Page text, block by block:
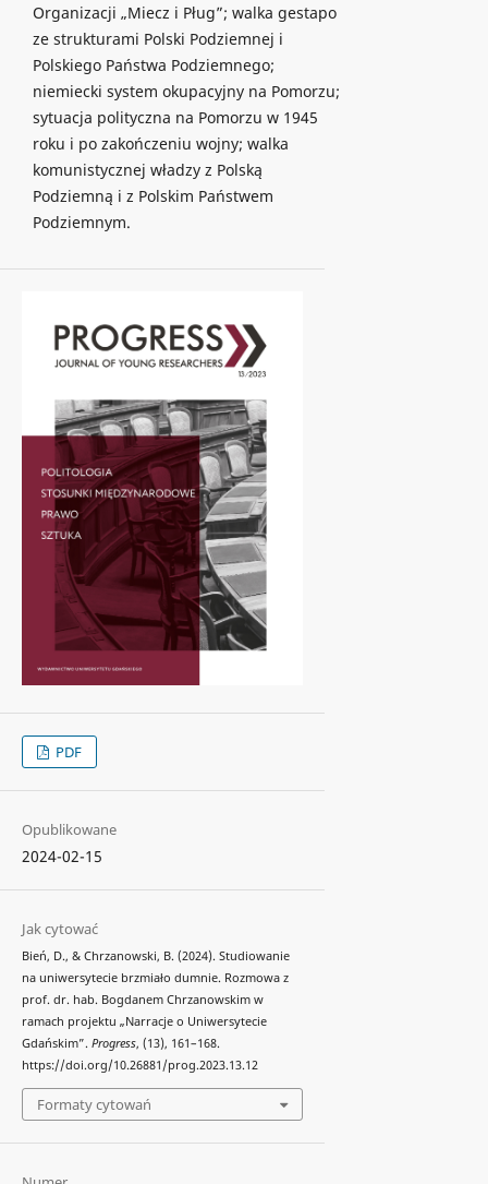
Organizacji „Miecz i Pług”; walka gestapo
ze strukturami Polski Podziemnej i
Polskiego Państwa Podziemnego;
niemiecki system okupacyjny na Pomorzu;
sytuacja polityczna na Pomorzu w 1945
roku i po zakończeniu wojny; walka
komunistycznej władzy z Polską
Podziemną i z Polskim Państwem
Podziemnym.
PDF
Opublikowane
2024-02-15
Jak cytować
Bień, D., & Chrzanowski, B. (2024). Studiowanie
na uniwersytecie brzmiało dumnie. Rozmowa z
prof. dr. hab. Bogdanem Chrzanowskim w
ramach projektu „Narracje o Uniwersytecie
Gdańskim”. Progress, (13), 161–168.
https://doi.org/10.26881/prog.2023.13.12
Formaty cytowań